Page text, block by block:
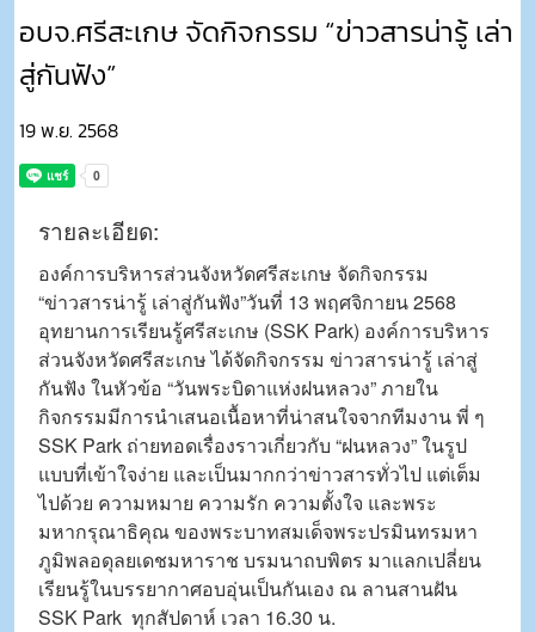
อบจ.ศรีสะเกษ จัดกิจกรรม “ข่าวสารน่ารู้ เล่า
สู่กันฟัง”
19 พ.ย. 2568
รายละเอียด:
องค์การบริหารส่วนจังหวัดศรีสะเกษ จัดกิจกรรม
“ข่าวสารน่ารู้ เล่าสู่กันฟัง”วันที่ 13 พฤศจิกายน 2568
อุทยานการเรียนรู้ศรีสะเกษ (SSK Park) องค์การบริหาร
ส่วนจังหวัดศรีสะเกษ ได้จัดกิจกรรม ข่าวสารน่ารู้ เล่าสู่
กันฟัง ในหัวข้อ “วันพระบิดาแห่งฝนหลวง” ภายใน
กิจกรรมมีการนำเสนอเนื้อหาที่น่าสนใจจากทีมงาน พี่ ๆ
SSK Park ถ่ายทอดเรื่องราวเกี่ยวกับ “ฝนหลวง” ในรูป
แบบที่เข้าใจง่าย และเป็นมากกว่าข่าวสารทั่วไป แต่เต็ม
ไปด้วย ความหมาย ความรัก ความตั้งใจ และพระ
มหากรุณาธิคุณ ของพระบาทสมเด็จพระปรมินทรมหา
ภูมิพลอดุลยเดชมหาราช บรมนาถบพิตร มาแลกเปลี่ยน
เรียนรู้ในบรรยากาศอบอุ่นเป็นกันเอง ณ ลานสานฝัน
SSK Park ทุกสัปดาห์ เวลา 16.30 น.